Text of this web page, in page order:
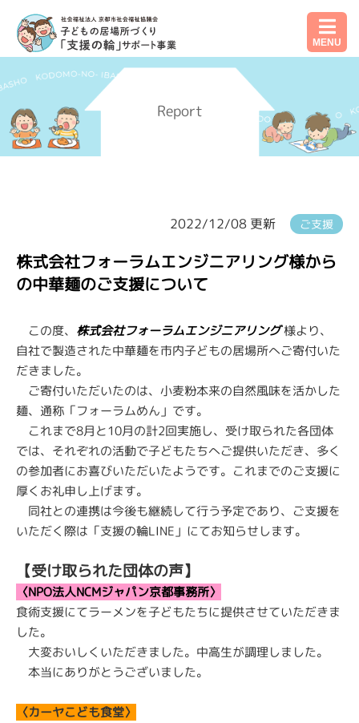
MENU
Report
2022/12/08 更新 ご支援
株式会社フォーラムエンジニアリング様から
の中華麺のご支援について
この度、 株式会社フォーラムエンジニアリング様より、
自社で製造された中華麺を市内子どもの居場所へご寄付いた
だきました。
ご寄付いただいたのは、小麦粉本来の自然風味を活かした
麺、通称「フォーラムめん」です。
これまで8月と10月の計2回実施し、受け取られた各団体
では、それぞれの活動で子どもたちへご提供いただき、多く
の参加者にお喜びいただいたようです。これまでのご支援に
厚くお礼申し上げます。
同社との連携は今後も継続して行う予定であり、ご支援を
いただく際は「支援の輪LINE 」にてお知らせします。
【受け取られた団体の声】
〈NPO法人NCMジャパン京都事務所〉
食術支援にてラーメンを子どもたちに提供させていただきま
した。
大変おいしくいただきました。中高生が調理しました。
本当にありがとうございました。
〈カーヤこども食堂〉